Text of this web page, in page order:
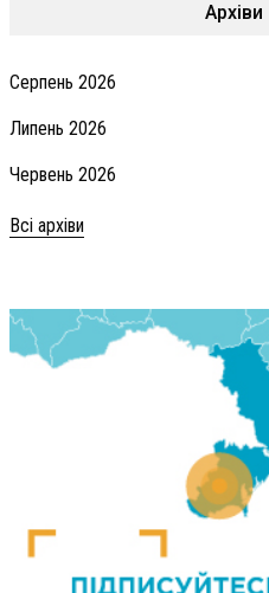
Архіви
Серпень 2026
Липень 2026
Червень 2026
Всі архіви